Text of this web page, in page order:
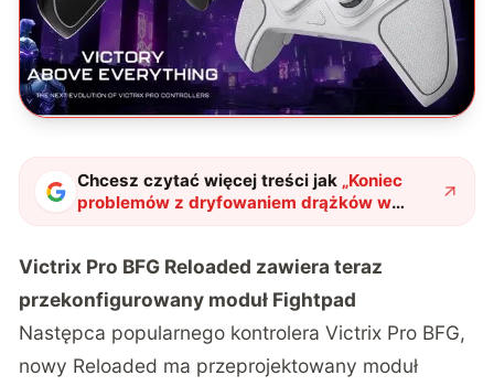
Chcesz czytać więcej treści jak „Koniec
problemów z dryfowaniem drążków w
kontrolerach. Victrix Pro BFG Reloaded
Victrix Pro BFG Reloaded zawiera teraz
przekonfigurowany moduł Fightpad
Następca popularnego kontrolera Victrix Pro BFG,
nowy Reloaded ma przeprojektowany moduł